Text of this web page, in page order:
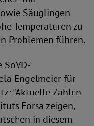
Säuglingen
Temperaturen zu
Problemen führen.
SoVD-
Engelmeier für
"Aktuelle Zahlen
Forsa zeigen,
in diesem